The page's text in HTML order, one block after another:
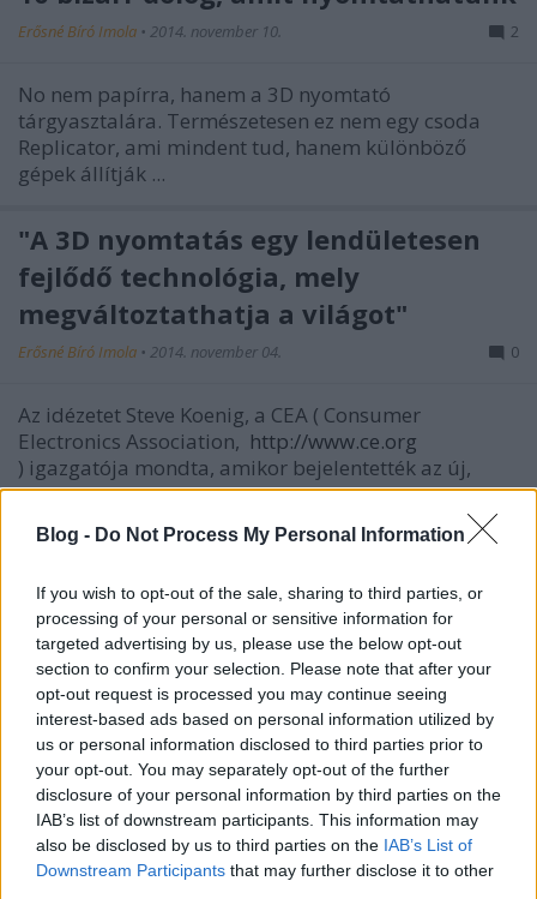
Blog - Do Not Process My Personal Information
If you wish to opt-out of the sale, sharing to third parties, or
processing of your personal or sensitive information for
targeted advertising by us, please use the below opt-out
section to confirm your selection. Please note that after your
opt-out request is processed you may continue seeing
interest-based ads based on personal information utilized by
us or personal information disclosed to third parties prior to
your opt-out. You may separately opt-out of the further
disclosure of your personal information by third parties on the
IAB’s list of downstream participants. This information may
also be disclosed by us to third parties on the IAB’s List of
Downstream Participants that may further disclose it to other
Erősné Bíró Imola • 2014. november 10. 2
No nem papírra, hanem a 3D nyomtató
tárgyasztalára. Természetesen ez nem egy csoda
Replicator, ami mindent tud, hanem különböző
gépek állítják ...
"A 3D nyomtatás egy lendületesen
fejlődő technológia, mely
megváltoztathatja a világot"
Erősné Bíró Imola • 2014. november 04. 0
Az idézetet Steve Koenig, a CEA ( Consumer
Electronics Association, http://www.ce.org
) igazgatója mondta, amikor bejelentették az új,
1000 ...